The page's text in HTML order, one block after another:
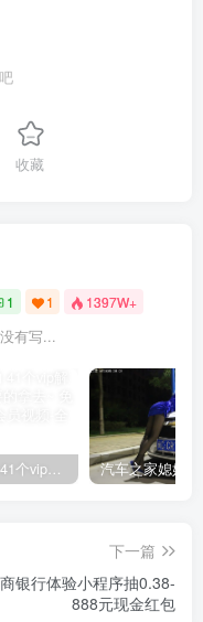
收藏
1 1 1397W+
有写...
网上分享的 41个vip解析接口 有需要的拿去~ 免费看全网VIP会员视频
下一篇
银行体验小程序抽0.38-
888元现金红包